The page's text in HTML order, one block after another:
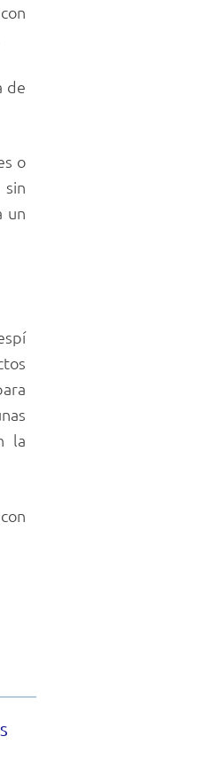
de
o
un
la